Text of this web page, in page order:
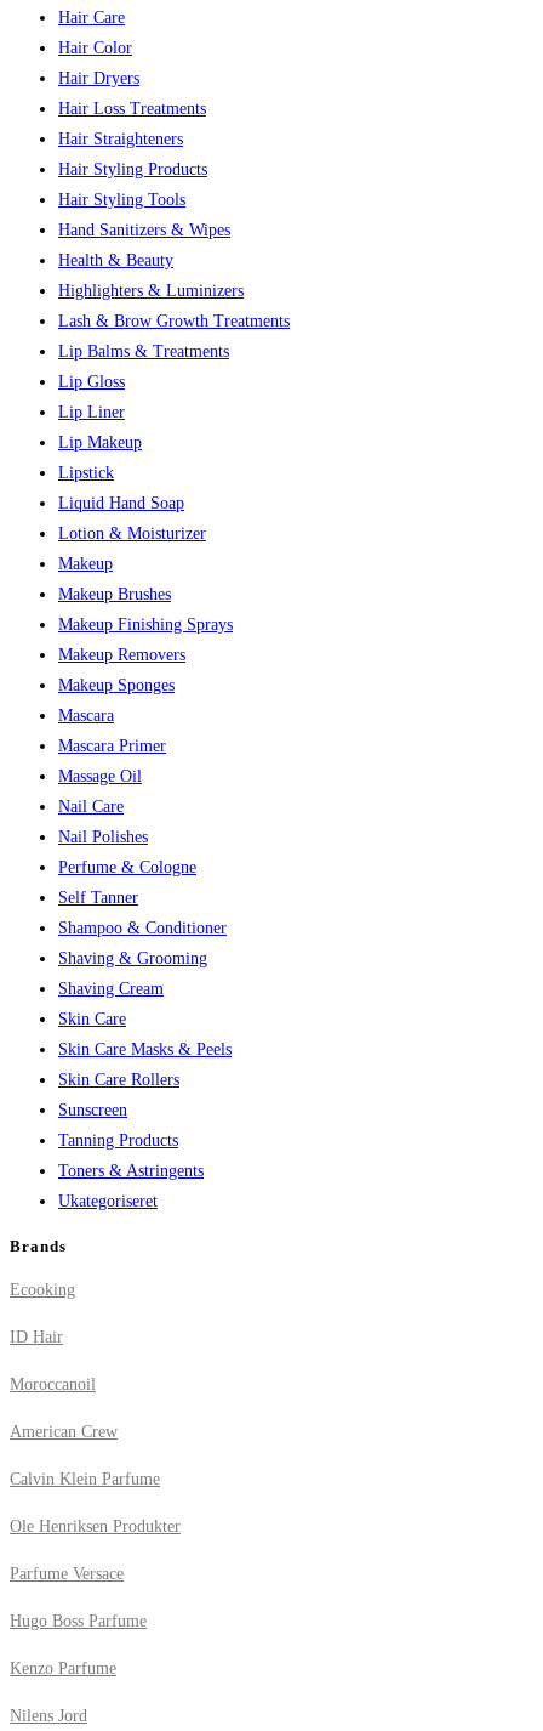
Hair Care
Hair Color
Hair Dryers
Hair Loss Treatments
Hair Straighteners
Hair Styling Products
Hair Styling Tools
Hand Sanitizers & Wipes
Health & Beauty
Highlighters & Luminizers
Lash & Brow Growth Treatments
Lip Balms & Treatments
Lip Gloss
Lip Liner
Lip Makeup
Lipstick
Liquid Hand Soap
Lotion & Moisturizer
Makeup
Makeup Brushes
Makeup Finishing Sprays
Makeup Removers
Makeup Sponges
Mascara
Mascara Primer
Massage Oil
Nail Care
Nail Polishes
Perfume & Cologne
Self Tanner
Shampoo & Conditioner
Shaving & Grooming
Shaving Cream
Skin Care
Skin Care Masks & Peels
Skin Care Rollers
Sunscreen
Tanning Products
Toners & Astringents
Ukategoriseret
Brands
Ecooking
ID Hair
Moroccanoil
American Crew
Calvin Klein Parfume
Ole Henriksen Produkter
Parfume Versace
Hugo Boss Parfume
Kenzo Parfume
Nilens Jord